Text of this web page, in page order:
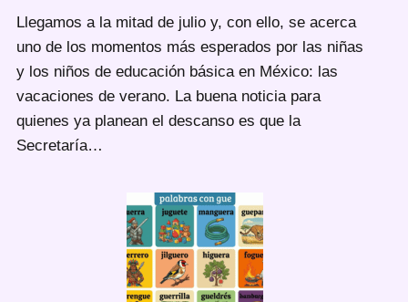
Llegamos a la mitad de julio y, con ello, se acerca
uno de los momentos más esperados por las niñas
y los niños de educación básica en México: las
vacaciones de verano. La buena noticia para
quienes ya planean el descanso es que la
Secretaría…